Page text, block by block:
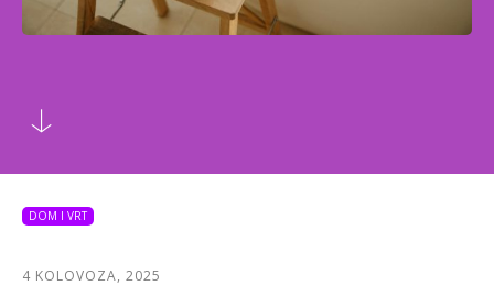
DOM I VRT
4 KOLOVOZA, 2025